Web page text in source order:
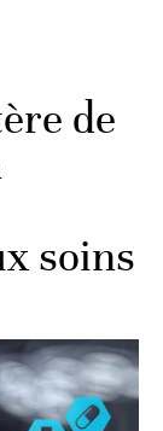
de
soins